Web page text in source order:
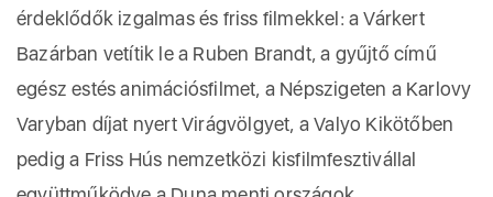
érdeklődők izgalmas és friss filmekkel: a Várkert
Bazárban vetítik le a Ruben Brandt, a gyűjtő című
egész estés animációsfilmet, a Népszigeten a Karlovy
Varyban díjat nyert Virágvölgyet, a Valyo Kikötőben
pedig a Friss Hús nemzetközi kisfilmfesztivállal